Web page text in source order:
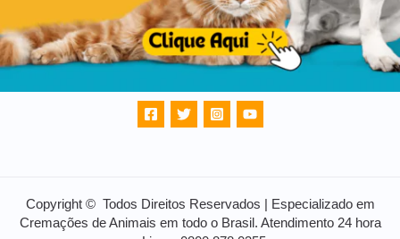
Copyright © Todos Direitos Reservados | Especializado em
Cremações de Animais em todo o Brasil. Atendimento 24 hora